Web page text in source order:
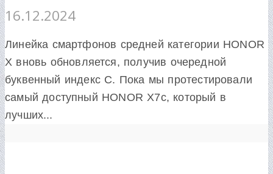
16.12.2024
Линейка смартфонов средней категории HONOR
X вновь обновляется, получив очередной
буквенный индекс C. Пока мы протестировали
самый доступный HONOR X7c, который в
лучших...